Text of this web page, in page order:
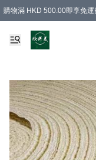
購物滿 HKD 500.00即享免